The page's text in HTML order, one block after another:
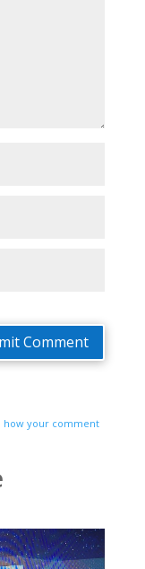
Comment
how your comment